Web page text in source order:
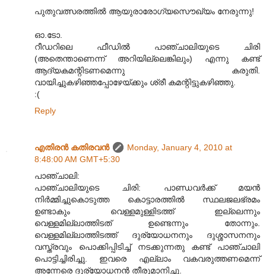
പുതുവത്സരത്തില്‍ ആയുരാരോഗ്യസൌഖ്യം നേരുന്നു!
ഓ.ടോ.
റീഡറിലെ ഫീഡില്‍ പാഞ്ചാലിയുടെ ചിരി
(അതെന്താണെന്ന് അറിയില്ലെങ്കിലും) എന്നു കണ്ട്
ആദ്യകമന്റിടണമെന്നു കരുതി.
വായിച്ചുകഴിഞ്ഞപ്പോഴേയ്ക്കും ശ്രീ കമന്റിട്ടുകഴിഞ്ഞു.
:(
Reply
എതിരന്‍ കതിരവന്‍
Monday, January 4, 2010 at
8:48:00 AM GMT+5:30
പാഞ്ചാലി:
പാഞ്ചാലിയുടെ ചിരി: പാണ്ഡവർക്ക് മയൻ
നിർമ്മിച്ചുകൊടുത്ത കൊട്ടാരത്തിൽ സ്ഥലജലഭ്രമം
ഉണ്ടാകും വെള്ളമുള്ളിടത്ത് ഇല്ലെന്നും
വെള്ളമില്ലാത്തിടത് ഉണ്ടെന്നും തോന്നും.
വെള്ളമില്ലാത്തിടത്ത് ദുര്യോധനനും ദുശ്ശാസനനും
വസ്ത്രവും പൊക്കിപ്പിടിച്ച് നടക്കുന്നതു കണ്ട് പാഞ്ചാലി
പൊട്ടിച്ചിരിച്ചു. ഇവരെ എല്ലാം വകവരുത്തണമെന്ന്
അന്നേരെ ദുര്യോധനൻ തീരുമാനിച്ചു.